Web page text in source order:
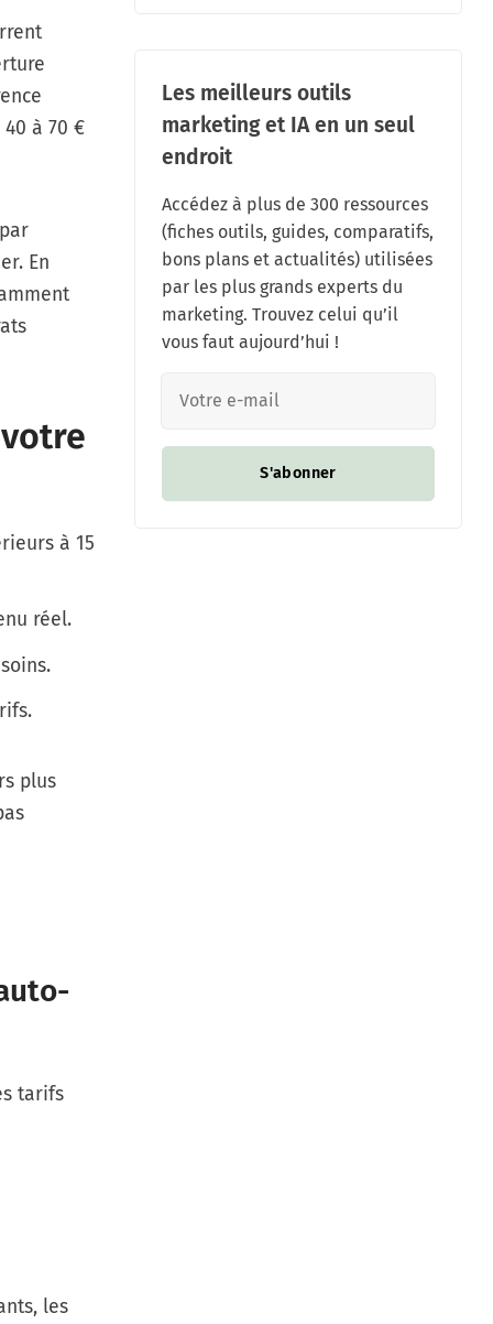
à 70 €
En
à 15
réel.
plus
tarifs
les
Les meilleurs outils
marketing et IA en un seul
endroit
Accédez à plus de 300 ressources
(fiches outils, guides, comparatifs,
bons plans et actualités) utilisées
par les plus grands experts du
marketing. Trouvez celui qu’il
vous faut aujourd’hui !
S'abonner